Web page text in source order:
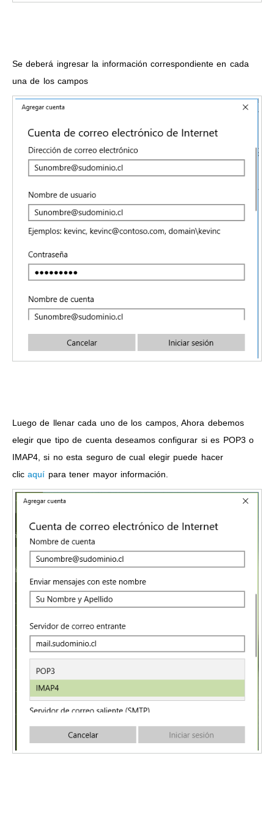
Se deberá ingresar la información correspondiente en cada
una de los campos
Luego de llenar cada uno de los campos, Ahora debemos
elegir que tipo de cuenta deseamos configurar si es POP3 o
IMAP4, si no esta seguro de cual elegir puede hacer
clicaquí para tener mayor información.